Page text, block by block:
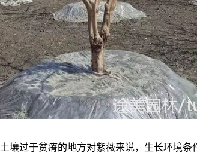
土壤过于贫瘠的地方对紫薇来说，生长环境